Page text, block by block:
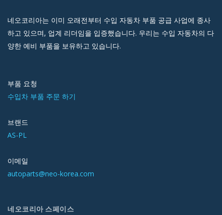
네오코리아는 이미 오래전부터 수입 자동차 부품 공급 사업에 종사
하고 있으며, 업계 리더임을 입증했습니다. 우리는 수입 자동차의 다
양한 예비 부품을 보유하고 있습니다.
부품 요청
수입차 부품 주문 하기
브랜드
AS-PL
이메일
autoparts@neo-korea.com
네오코리아 스페이스